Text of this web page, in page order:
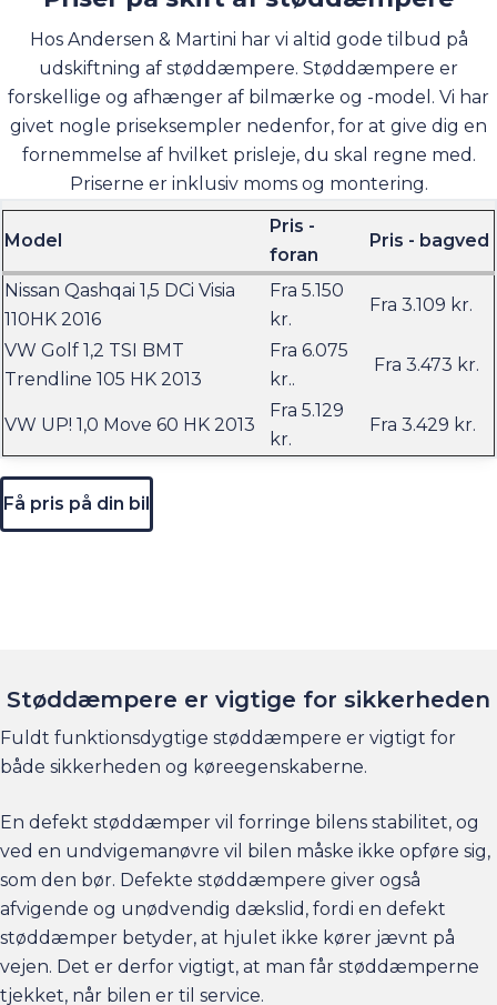
Hos Andersen & Martini har vi altid gode tilbud på
udskiftning af støddæmpere. Støddæmpere er
forskellige og afhænger af bilmærke og -model. Vi har
givet nogle priseksempler nedenfor, for at give dig en
fornemmelse af hvilket prisleje, du skal regne med.
Priserne er inklusiv moms og montering.
Model
Pris -
foran
Pris - bagved
Nissan Qashqai 1,5 DCi Visia
110HK 2016
Fra 5.150
kr.
Fra 3.109 kr.
VW Golf 1,2 TSI BMT
Trendline 105 HK 2013
Fra 6.075
kr..
Fra 3.473 kr.
VW UP! 1,0 Move 60 HK 2013
Fra 5.129
kr.
Fra 3.429 kr.
Få pris på din bil
Støddæmpere er vigtige for sikkerheden
Fuldt funktionsdygtige støddæmpere er vigtigt for
både sikkerheden og køreegenskaberne.
En defekt støddæmper vil forringe bilens stabilitet, og
ved en undvigemanøvre vil bilen måske ikke opføre sig,
som den bør. Defekte støddæmpere giver også
afvigende og unødvendig dækslid, fordi en defekt
støddæmper betyder, at hjulet ikke kører jævnt på
vejen. Det er derfor vigtigt, at man får støddæmperne
tjekket, når bilen er til service.